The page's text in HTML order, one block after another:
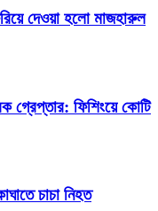
দেওয়া হলো মাজহারুল
গ্রেপ্তার: ফিশিংয়ে কোটি
চাচা নিহত